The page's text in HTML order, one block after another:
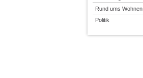
Rund ums Wohnen
Politik